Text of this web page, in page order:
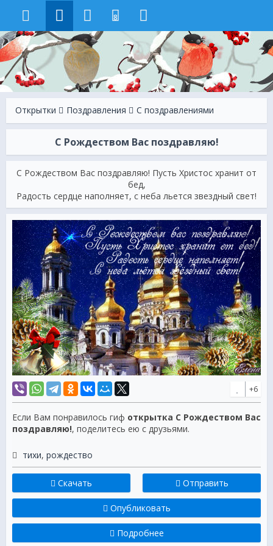
8
Открытки Поздравления С поздравлениями
С Рождеством Вас поздравляю!
С Рождеством Вас поздравляю! Пусть Христос хранит от
бед,
Радость сердце наполняет, с неба льется звездный свет!
+6
Если Вам понравилось гиф открытка С Рождеством Вас
поздравляю!, поделитесь ею с друзьями.
тихи, рождество
Скачать Отправить
Опубликовать
Подробнее